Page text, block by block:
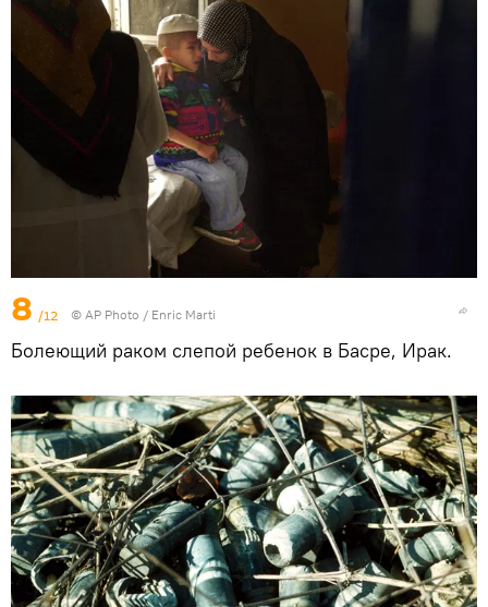
8 /12 © AP Photo / Enric Marti
Болеющий раком слепой ребенок в Басре, Ирак.